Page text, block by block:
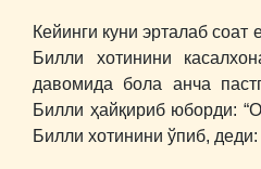
Кейинги куни эрталаб соат
Билли хотинини
давомида бола анча
Билли ҳайқириб юборди:
Билли хотинини ўпиб, деди: